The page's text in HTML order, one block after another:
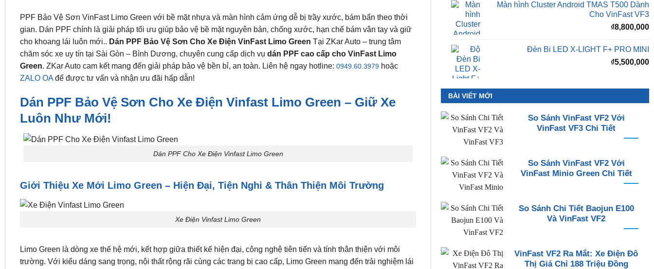
PPF Bảo Vệ Sơn VinFast Limo Green với bề mặt nhựa và màn hình cảm ứng dễ bị trầy xước, bám bẩn theo thời
gian. Dán PPF chính là giải pháp tối ưu giúp bảo vệ bề mặt nguyên bản, chống xước, hạn chế bám vân tay và giữ
cho khoang lái luôn mới.. Dán PPF Bảo Vệ Sơn Cho Xe Điện VinFast Limo Green Tại ZKar Auto – trung tâm
chăm sóc xe uy tín tại Sài Gòn – Bình Dương, chuyên cung cấp dịch vụ dán PPF cao cấp cho VinFast Limo
Green. ZKar Auto cam kết mang đến giải pháp bảo vệ bền bỉ, an toàn. Liên hệ ngay hotline: 0949.60.3979hoặc
ZALO OAđể được tư vấn và nhận ưu đãi hấp dẫn!
Dán PPF Bảo Vệ Sơn Cho Xe Điện Vinfast Limo Green – Giữ Xe
Luôn Như Mới!
Dán PPF Cho Xe Điện Vinfast Limo Green
Giới Thiệu Xe Mới Limo Green – Hiện Đại, Tiện Nghi & Thân Thiện Môi Trường
Xe Điện Vinfast Limo Green
Limo Green là dòng xe thế hệ mới, kết hợp giữa thiết kế hiện đại, công nghệ tiên tiến và tính thân thiện với môi
trường. Với kiểu dáng sang trọng, nội thất rộng rãi cùng các trang bị cao cấp, Limo Green mang đến trải nghiệm lái
Màn hình Cluster Android TMAS T500 Dành
Cho VinFast VF3
₫8,800,000
Đèn Bi LED X-LIGHT F+ PRO MINI
₫5,500,000
BÀI VIẾT MỚI
So Sánh VinFast VF2 Với
VinFast VF3 Chi Tiết
So Sánh VinFast VF2 Với
VinFast Minio Green Chi Tiết
So Sánh Chi Tiết Baojun E100
Và VinFast VF2
VinFast VF2 Ra Mắt: Xe Điện Đô
Thị Giá Chỉ 188 Triệu Đồng